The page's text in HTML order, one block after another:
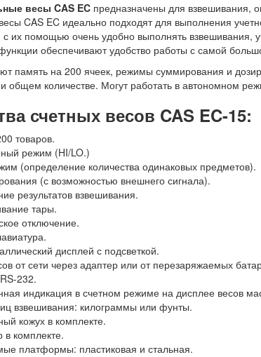
весы CAS EC предназначены для взвешивания,
CAS EC идеально подходят для выполнения
с их помощью очень удобно выполнять
обеспечивают удобство работы с самой
память на 200 ячеек, режимы суммирования и
общем количестве. Могут работать в автономном
счетных весов CAS EC-15:
товаров.
режим (HI/LO.)
(определение количества одинаковых предметов).
(с возможностью внешнего сигнала).
результатов взвешивания.
тары.
отключение.
дисплей с подсветкой.
от сети через адаптер или от перезаряжаемых
232.
индикация в счетном режиме на дисплее весов
взвешивания: килограммы или фунты.
кожух в комплекте.
в комплекте.
платформы: пластиковая и стальная.